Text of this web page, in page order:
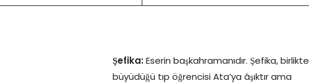
Şefika:Eserin başkahramanıdır. Şefika, birlikte
büyüdüğü tıp öğrencisi Ata’ya âşıktır ama